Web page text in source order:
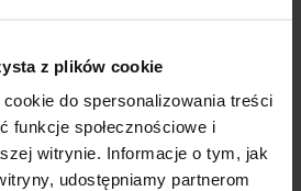
z plików cookie
do spersonalizowania treści
funkcje społecznościowe i
witrynie. Informacje o tym, jak
udostępniamy partnerom
I PŁATNOŚĆ
DANE TECHNICZNE